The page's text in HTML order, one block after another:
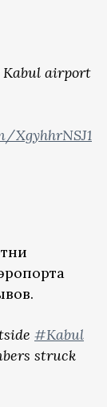
Kabul airport
XgyhhrNSJ1
#Kabul
struck